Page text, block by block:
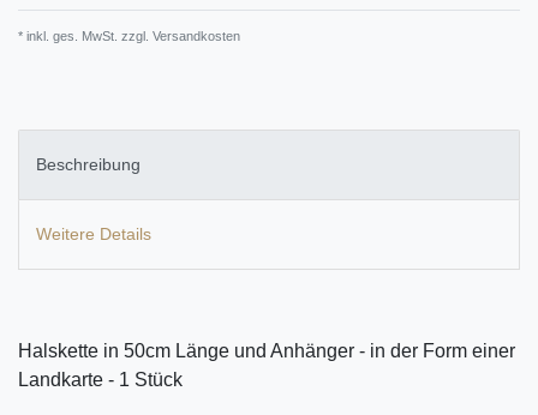
* inkl. ges. MwSt. zzgl. Versandkosten
Beschreibung
Weitere Details
Halskette in 50cm Länge und Anhänger - in der Form einer
Landkarte - 1 Stück